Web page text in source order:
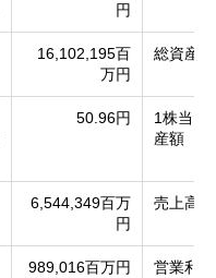
円
16,102,195百
万円
総資産
50.96円
1株当た
産額
6,544,349百万
円
売上高
989,016百万円 営業利益